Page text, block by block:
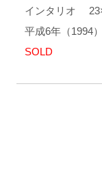
インタリオ
平成6年（1994）
SOLD